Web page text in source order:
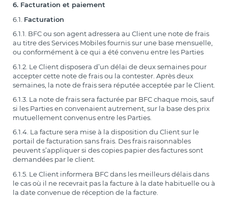
6. Facturation et paiement
6.1. Facturation
6.1.1. BFC ou son agent adressera au Client une note de frais
au titre des Services Mobiles fournis sur une base mensuelle,
ou conformément à ce qui a été convenu entre les Parties
6.1.2. Le Client disposera d’un délai de deux semaines pour
accepter cette note de frais ou la contester. Après deux
semaines, la note de frais sera réputée acceptée par le Client.
6.1.3. La note de frais sera facturée par BFC chaque mois, sauf
si les Parties en convenaient autrement, sur la base des prix
mutuellement convenus entre les Parties.
6.1.4. La facture sera mise à la disposition du Client sur le
portail de facturation sans frais. Des frais raisonnables
peuvent s’appliquer si des copies papier des factures sont
demandées par le client.
6.1.5. Le Client informera BFC dans les meilleurs délais dans
le cas où il ne recevrait pas la facture à la date habituelle ou à
la date convenue de réception de la facture.